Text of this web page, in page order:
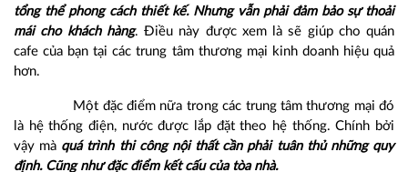
tổng thể phong cách thiết kế. Nhưng vẫn phải đảm bảo sự thoải
mái cho khách hàng. Điều này được xem là sẽ giúp cho quán
cafe của bạn tại các trung tâm thương mại kinh doanh hiệu quả
hơn.
Một đặc điểm nữa trong các trung tâm thương mại đó
là hệ thống điện, nước được lắp đặt theo hệ thống. Chính bởi
vậy mà quá trình thi công nội thất cần phải tuân thủ những quy
định. Cũng như đặc điểm kết cấu của tòa nhà.